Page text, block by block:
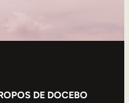
DE DOCEBO